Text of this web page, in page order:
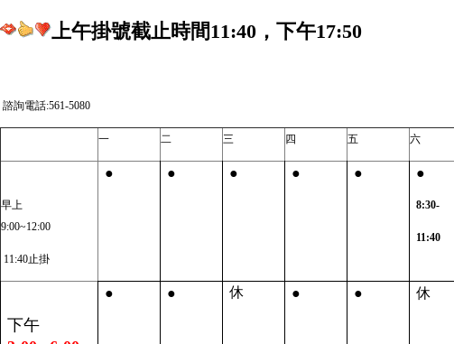
上午掛號截止時間11:40，下午17:50
諮詢電話:561-5080
一 二 三 四 五 六
早上
9:00~12:00
11:40止掛
● ● ● ● ● ●
8:30-
11:40
下午
● ● 休 ● ● 休